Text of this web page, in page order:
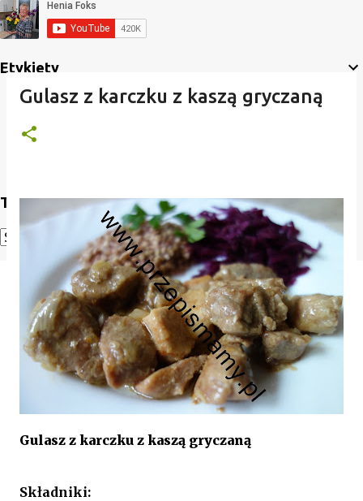
Etykiety
Translate
Powered by Translate
Gulasz z karczku z kaszą gryczaną
Gulasz z karczku z kaszą gryczaną
Składniki: